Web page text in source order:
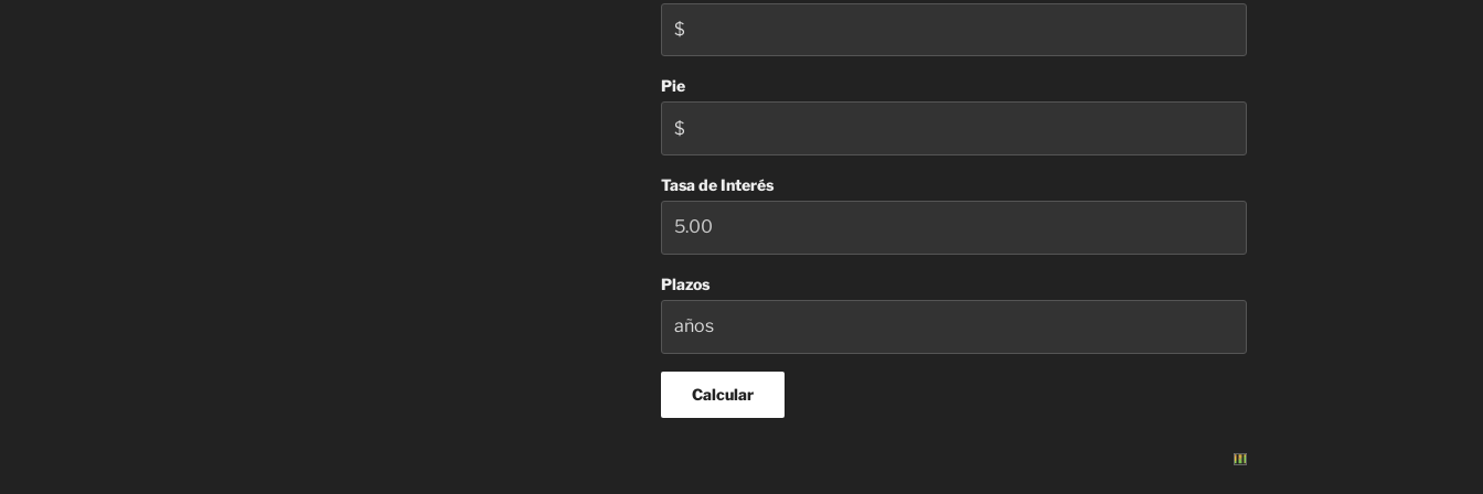
Pie
Tasa de Interés
Plazos